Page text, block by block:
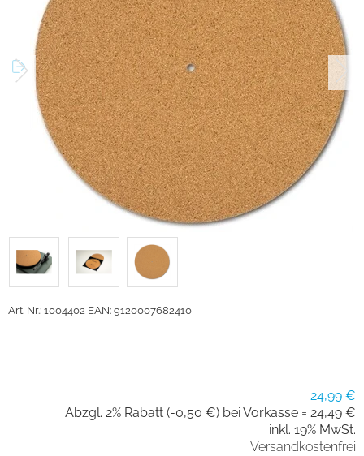
Art. Nr.: 1004402 EAN: 9120007682410
24,99 €
Abzgl. 2% Rabatt (-0,50 €) bei Vorkasse = 24,49 €
inkl. 19% MwSt.
Versandkostenfrei